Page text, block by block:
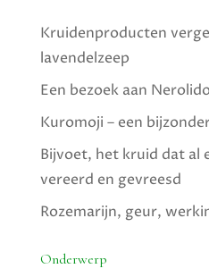
Kruidenproducten
lavendelzeep
Een bezoek aan
Kuromoji – een
Bijvoet, het kruid dat al
vereerd en gevreesd
Rozemarijn, geur,
Onderwerp